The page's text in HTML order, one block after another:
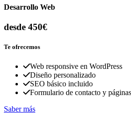
Desarrollo Web
desde 450€
Te ofrecemos
Web responsive en WordPress
Diseño personalizado
SEO básico incluido
Formulario de contacto y
Saber más